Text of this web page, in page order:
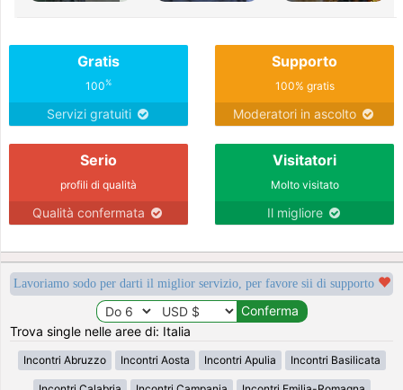
Gratis
100%
Servizi gratuiti
Supporto
100% gratis
Moderatori in ascolto
Serio
profili di qualità
Qualità confermata
Visitatori
Molto visitato
Il migliore
Lavoriamo sodo per darti il miglior servizio, per favore sii di supporto
Trova single nelle aree di: Italia
Incontri Abruzzo Incontri Aosta Incontri Apulia Incontri Basilicata